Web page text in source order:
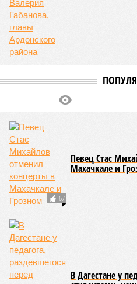
67
Певец Стас
Махачкале и
В Дагестане у